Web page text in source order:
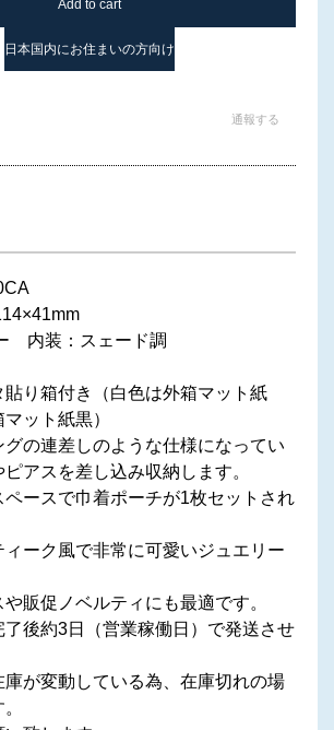
Add to cart
日本国内にお住まいの方向け
通報する
内装：スェード調
り箱付き（白色は外箱マット紙
ット紙黒）
グの連差しのような仕様になってい
アスを差し込み収納します。
ースで巾着ポーチが1枚セットされ
ーク風で非常に可愛いジュエリー
販促ノベルティにも最適です。
後約3日（営業稼働日）で発送させ
庫が変動している為、在庫切れの場